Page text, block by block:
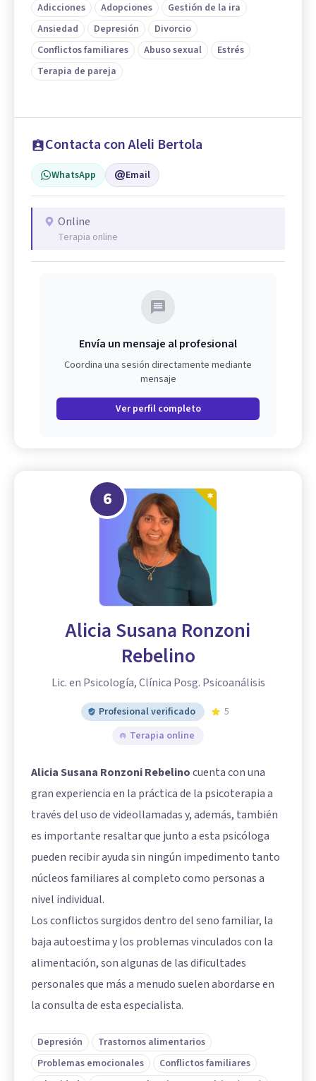
Adicciones Adopciones
Gestión de la ira
Ansiedad
Depresión
Divorcio
Conflictos familiares
Abuso sexual
Estrés
Terapia de pareja
Contacta con Aleli Bertola
WhatsApp Email
Online
Terapia online
Envía un mensaje al profesional
Coordina una sesión directamente mediante
mensaje
Ver perfil completo
6
Alicia Susana Ronzoni
Rebelino
Lic. en Psicología, Clínica Posg. Psicoanálisis
Profesional verificado
5
Terapia online
Alicia Susana Ronzoni Rebelinocuenta con una
gran experiencia en la práctica de la psicoterapia a
través del uso de videollamadas y, además, también
es importante resaltar que junto a esta psicóloga
pueden recibir ayuda sin ningún impedimento tanto
núcleos familiares al completo como personas a
nivel individual.
Los conflictos surgidos dentro del seno familiar, la
baja autoestima y los problemas vinculados con la
alimentación, son algunas de las dificultades
personales que más a menudo suelen abordarse en
la consulta de esta especialista.
Depresión
Trastornos alimentarios
Problemas emocionales
Conflictos familiares